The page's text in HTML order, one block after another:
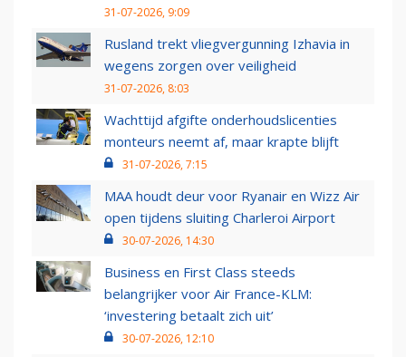
31-07-2026, 9:09
Rusland trekt vliegvergunning Izhavia in
wegens zorgen over veiligheid
31-07-2026, 8:03
Wachttijd afgifte onderhoudslicenties
monteurs neemt af, maar krapte blijft
31-07-2026, 7:15
MAA houdt deur voor Ryanair en Wizz Air
open tijdens sluiting Charleroi Airport
30-07-2026, 14:30
Business en First Class steeds
belangrijker voor Air France-KLM:
‘investering betaalt zich uit’
30-07-2026, 12:10